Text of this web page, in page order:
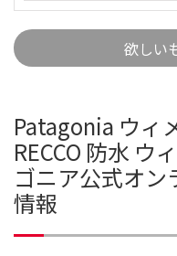
欲しい
Patagonia ウィ
RECCO 防水 ウ
ゴニア公式オ
情報